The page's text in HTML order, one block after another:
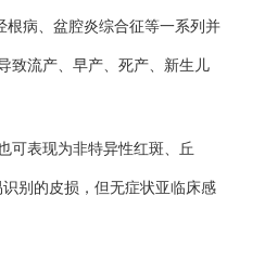
根病、盆腔炎综合征等一系列并
致流产、早产、死产、新生儿
可表现为非特异性红斑、丘
别的皮损，但无症状亚临床感